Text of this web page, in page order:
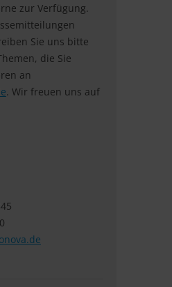
zur Verfügung.
Sie uns bitte
die Sie
an
. Wir freuen uns auf